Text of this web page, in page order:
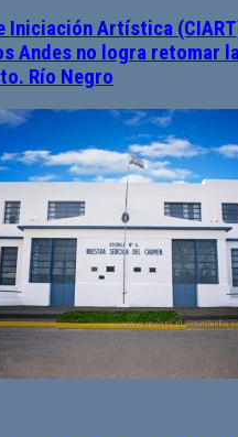
Iniciación Artística
Andes no logra retomar
Río Negro